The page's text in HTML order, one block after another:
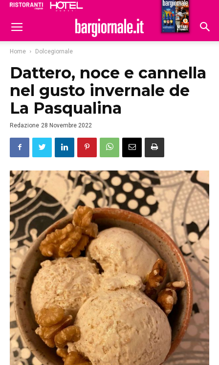
Hoteldomani
Home Dolcegiornale
Dattero, noce e cannella
nel gusto invernale de
La Pasqualina
Redazione 28 Novembre 2022